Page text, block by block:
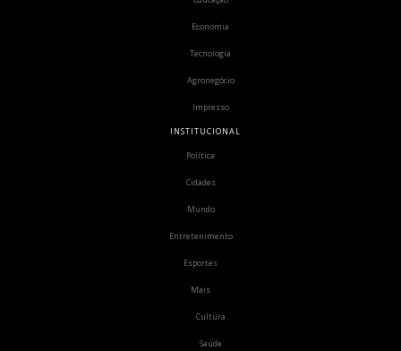
Economia
Tecnologia
Agronegócio
Impresso
INSTITUCIONAL
Política
Cidades
Mundo
Entretenimento
Esportes
Mais
Cultura
Saúde